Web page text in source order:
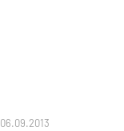
06.09.2013